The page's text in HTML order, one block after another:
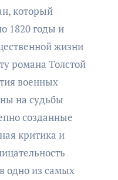
который
1820 годы и
жизни
романа Толстой
военных
на судьбы
созданные
критика и
одно из самых